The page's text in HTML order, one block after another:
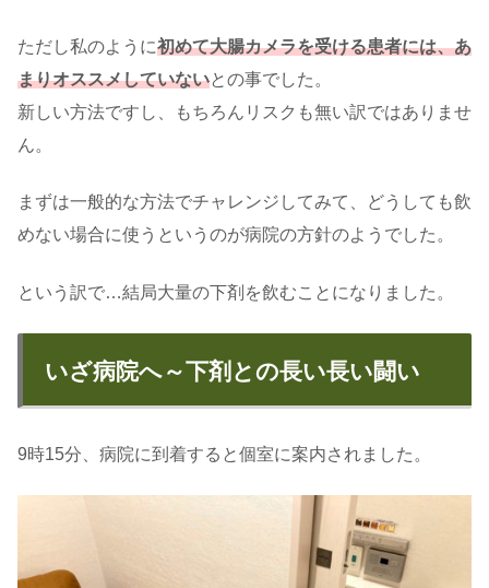
ただし私のように初めて大腸カメラを受ける患者には、あ
まりオススメしていないとの事でした。
新しい方法ですし、もちろんリスクも無い訳ではありませ
ん。
まずは一般的な方法でチャレンジしてみて、どうしても飲
めない場合に使うというのが病院の方針のようでした。
という訳で…結局大量の下剤を飲むことになりました。
いざ病院へ～下剤との長い長い闘い
9時15分、病院に到着すると個室に案内されました。